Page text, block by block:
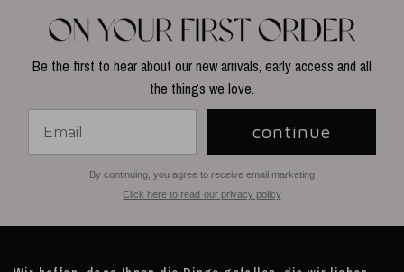
Be the first to hear about our new arrivals, early access and all
the things we love.
continue
By continuing, you agree to receive email marketing
Click here to read our privacy policy